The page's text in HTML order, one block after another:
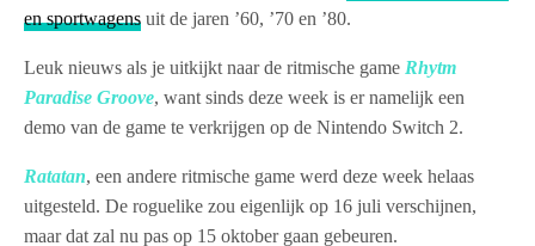
en sportwagens uit de jaren ’60, ’70 en ’80.
Leuk nieuws als je uitkijkt naar de ritmische game Rhytm
Paradise Groove, want sinds deze week is er namelijk een
demo van de game te verkrijgen op de Nintendo Switch 2.
Ratatan, een andere ritmische game werd deze week helaas
uitgesteld. De roguelike zou eigenlijk op 16 juli verschijnen,
maar dat zal nu pas op 15 oktober gaan gebeuren.